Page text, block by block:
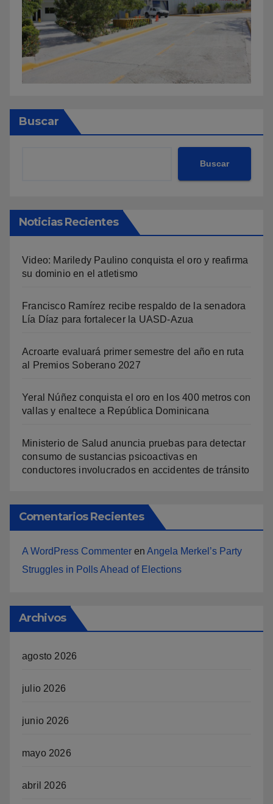
Buscar
Buscar
Noticias Recientes
Video: Mariledy Paulino conquista el oro y reafirma
su dominio en el atletismo
Francisco Ramírez recibe respaldo de la senadora
Lía Díaz para fortalecer la UASD-Azua
Acroarte evaluará primer semestre del año en ruta
al Premios Soberano 2027
Yeral Núñez conquista el oro en los 400 metros con
vallas y enaltece a República Dominicana
Ministerio de Salud anuncia pruebas para detectar
consumo de sustancias psicoactivas en
conductores involucrados en accidentes de tránsito
Comentarios Recientes
A WordPress Commenter en Angela Merkel’s Party
Struggles in Polls Ahead of Elections
Archivos
agosto 2026
julio 2026
junio 2026
mayo 2026
abril 2026